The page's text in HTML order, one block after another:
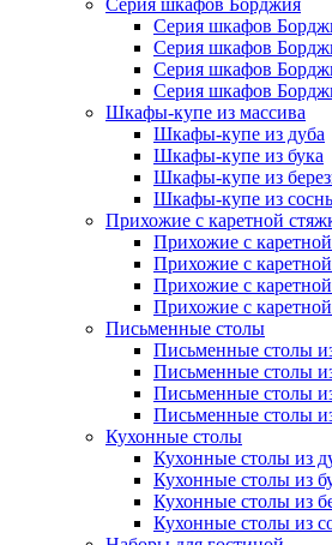
Серия шкафов Борджия
Серия шкафов
Серия шкафов
Серия шкафов
Серия шкафов
Шкафы-купе из массива
Шкафы-купе из дуба
Шкафы-купе из бука
Шкафы-купе из
Шкафы-купе из
Прихожие с каретной
Прихожие с
Прихожие с
Прихожие с
Прихожие с
Письменные столы
Письменные столы
Письменные столы
Письменные столы
Письменные столы
Кухонные столы
Кухонные столы из
Кухонные столы из
Кухонные столы из
Кухонные столы из